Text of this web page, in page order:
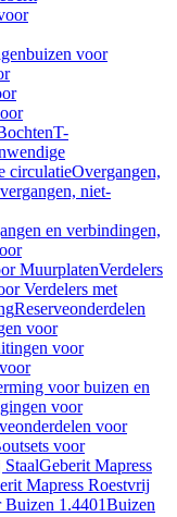
voor
T-
circulatieOvergangen,
niet-
en verbindingen,
MuurplatenVerdelers
Verdelers met
Reserveonderdelen
voor
voor
voor buizen en
voor
voor
voor
Geberit Mapress
Mapress Roestvrij
Buizen 1.4401Buizen